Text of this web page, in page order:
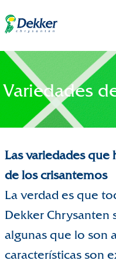
Variedades
Las variedades
de los crisantemos
La verdad es que
Dekker Chrysanten
algunas que lo son
características son